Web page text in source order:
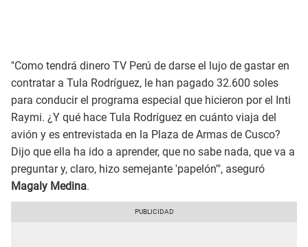
"Como tendrá dinero TV Perú de darse el lujo de gastar en
contratar a Tula Rodríguez, le han pagado 32.600 soles
para conducir el programa especial que hicieron por el Inti
Raymi. ¿Y qué hace Tula Rodríguez en cuánto viaja del
avión y es entrevistada en la Plaza de Armas de Cusco?
Dijo que ella ha ido a aprender, que no sabe nada, que va a
preguntar y, claro, hizo semejante 'papelón'", aseguró
Magaly Medina.